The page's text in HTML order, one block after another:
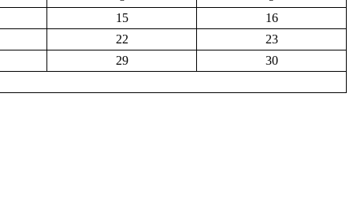
15
16
22
23
29
30